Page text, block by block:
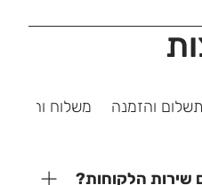
תשלום והזמנה משלוח
שירות הלקוחות?